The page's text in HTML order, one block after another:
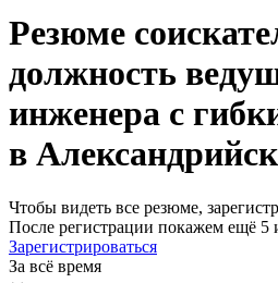
Резюме
должность
инженера с
в
Чтобы видеть все резюме,
После регистрации покажем ещё 5
Зарегистрироваться
За всё время